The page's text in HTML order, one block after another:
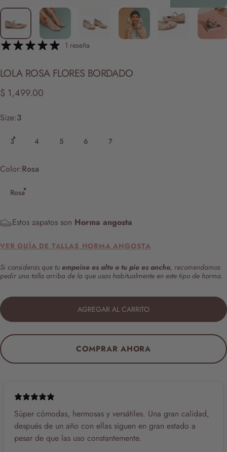
1 reseña
LOLA ROSA FLORES BORDADO
$ 1,499.00
Size
Size:3
3 4 5 6 7
Color
Color:Rosa
Rosa
Estos zapatos son Horma angosta
VER GUÍA DE TALLAS HORMA ANGOSTA
Si consideras que tu empeine es alto o tu pie es ancho, recomendamos
pedir una talla arriba de la que usas habitualmente en este tipo de horma.
AGREGAR AL CARRITO
COMPRAR AHORA
Súper cómodas, hermosas y versátiles. Una gran calidad,
después de un año con ellas siguen en gran estado a
pesar de que las uso constantemente.